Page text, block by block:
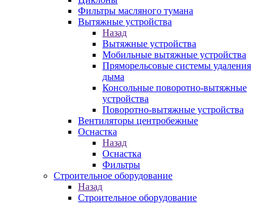
Фильтры масляного тумана
Вытяжные устройства
Назад
Вытяжные устройства
Мобильные вытяжные устройства
Пряморельсовые системы удаления
дыма
Консольные поворотно-вытяжные
устройства
Поворотно-вытяжные устройства
Вентиляторы центробежные
Оснастка
Назад
Оснастка
Фильтры
Строительное оборудование
Назад
Строительное оборудование